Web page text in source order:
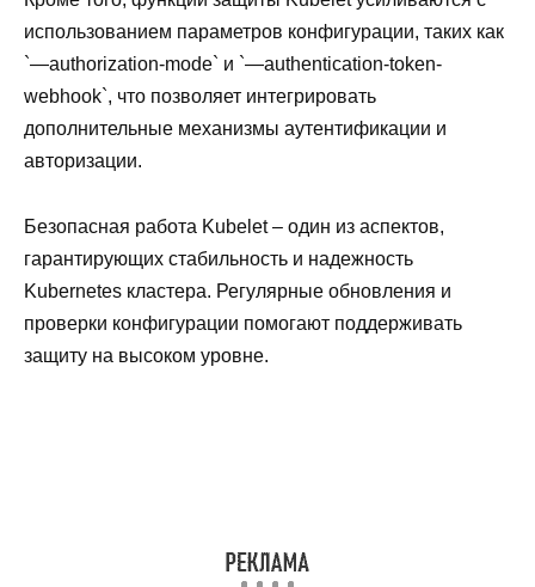
использованием параметров конфигурации, таких как
`—authorization-mode` и `—authentication-token-
webhook`, что позволяет интегрировать
дополнительные механизмы аутентификации и
авторизации.
Безопасная работа Kubelet – один из аспектов,
гарантирующих стабильность и надежность
Kubernetes кластера. Регулярные обновления и
проверки конфигурации помогают поддерживать
защиту на высоком уровне.